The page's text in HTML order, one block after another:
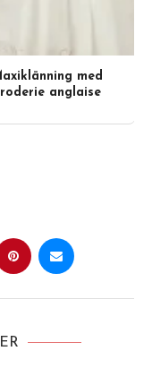
med
anglaise